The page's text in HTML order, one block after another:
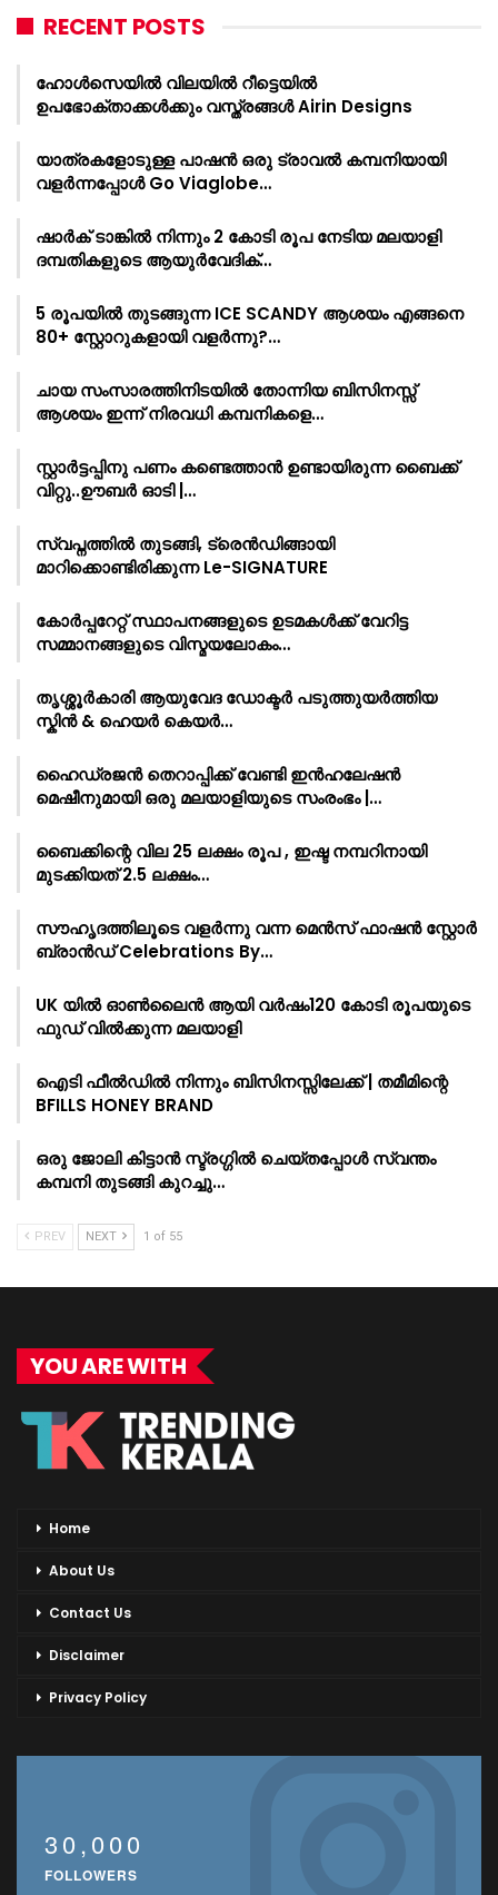
RECENT POSTS
ഹോൾസെയിൽ വിലയിൽ റീട്ടെയിൽ
ഉപഭോക്താക്കൾക്കും വസ്ത്രങ്ങൾ Airin Designs
യാത്രകളോടുള്ള പാഷൻ ഒരു ട്രാവൽ കമ്പനിയായി
വളർന്നപ്പോൾ Go Viaglobe…
ഷാർക്‌ ടാങ്കിൽ നിന്നും 2 കോടി രൂപ നേടിയ മലയാളി
ദമ്പതികളുടെ ആയുർവേദിക്…
5 രൂപയിൽ തുടങ്ങുന്ന ICE SCANDY ആശയം എങ്ങനെ
80+ സ്റ്റോറുകളായി വളർന്നു?…
ചായ സംസാരത്തിനിടയിൽ തോന്നിയ ബിസിനസ്സ്
ആശയം ഇന്ന് നിരവധി കമ്പനികളെ…
സ്റ്റാർട്ടപ്പിനു പണം കണ്ടെത്താൻ ഉണ്ടായിരുന്ന ബൈക്ക്
വിറ്റു..ഊബർ ഓടി |…
സ്വപ്നത്തിൽ തുടങ്ങി, ട്രെൻഡിങ്ങായി
മാറിക്കൊണ്ടിരിക്കുന്ന Le-SIGNATURE
കോർപ്പറേറ്റ് സ്ഥാപനങ്ങളുടെ ഉടമകൾക്ക് വേറിട്ട
സമ്മാനങ്ങളുടെ വിസ്മയലോകം…
തൃശ്ശൂർകാരി ആയുവേദ ഡോക്ടർ പടുത്തുയർത്തിയ
സ്കിൻ & ഹെയർ കെയർ…
ഹൈഡ്രജൻ തെറാപ്പിക്ക് വേണ്ടി ഇൻഹലേഷൻ
മെഷീനുമായി ഒരു മലയാളിയുടെ സംരംഭം |…
ബൈക്കിന്റെ വില 25 ലക്ഷം രൂപ , ഇഷ്ട നമ്പറിനായി
മുടക്കിയത് 2.5 ലക്ഷം…
സൗഹൃദത്തിലൂടെ വളർന്നു വന്ന മെൻസ് ഫാഷൻ സ്റ്റോർ
ബ്രാൻഡ് Celebrations By…
UK യിൽ ഓൺലൈൻ ആയി വർഷം120 കോടി രൂപയുടെ
ഫുഡ് വിൽക്കുന്ന മലയാളി
ഐടി ഫീൽഡിൽ നിന്നും ബിസിനസ്സിലേക്ക് | തമീമിന്റെ
BFILLS HONEY BRAND
ഒരു ജോലി കിട്ടാൻ സ്ട്രഗ്ഗിൽ ചെയ്തപ്പോൾ സ്വന്തം
കമ്പനി തുടങ്ങി കുറച്ചു…
PREV NEXT 1 of 55
YOU ARE WITH
Home
About Us
Contact Us
Disclaimer
Privacy Policy
30,000
FOLLOWERS